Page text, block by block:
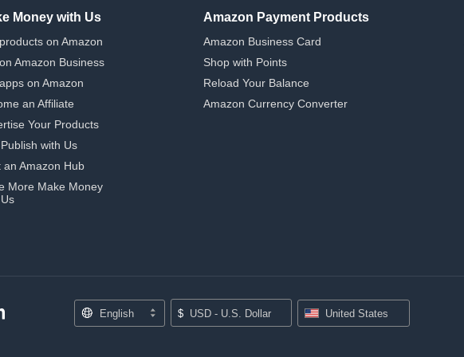
Money with Us
on Amazon
Amazon Business
on Amazon
an Affiliate
Your Products
with Us
an Amazon Hub
More Make Money
Amazon Payment Products
Amazon Business Card
Shop with Points
Reload Your Balance
Amazon Currency Converter
English $ USD - U.S. Dollar United States